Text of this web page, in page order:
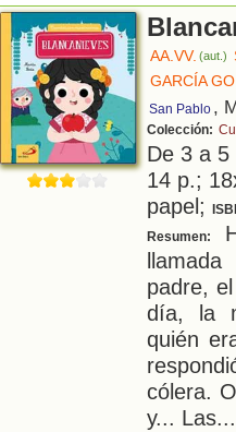
AA.VV. (aut.)
GARCÍA
San Pablo ,
Colección:
De 3 a
14 p.;
papel;
Resumen:
padre,
día, la
quién
cólera.
y... Las...